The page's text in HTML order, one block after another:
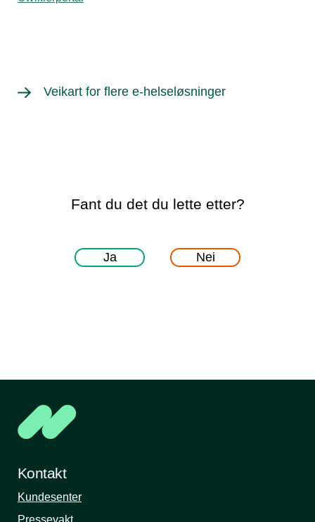
Veikart for flere e-helseløsninger
Fant du det du lette etter?
Ja Nei
Kontakt
Kundesenter
Pressevakt